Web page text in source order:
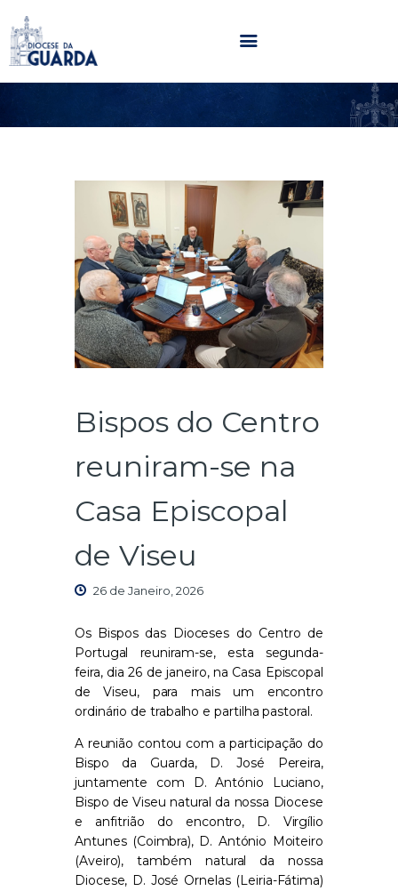
HOME
PARÓQUIAS
NOTÍCIAS
AGENDA
MULTIMÉDIA
SENTIR COM A IGREJA
CONTACTOS
Bispos do Centro
reuniram-se na
Casa Episcopal
de Viseu
26 de Janeiro, 2026
Os Bispos das Dioceses do Centro de
Portugal reuniram-se, esta segunda-
feira, dia 26 de janeiro, na Casa Episcopal
de Viseu, para mais um encontro
ordinário de trabalho e partilha pastoral.
A reunião contou com a participação do
Bispo da Guarda, D. José Pereira,
juntamente com D. António Luciano,
Bispo de Viseu natural da nossa Diocese
e anfitrião do encontro, D. Virgílio
Antunes (Coimbra), D. António Moiteiro
(Aveiro), também natural da nossa
Diocese, D. José Ornelas (Leiria-Fátima)